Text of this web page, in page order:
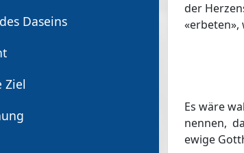
Daseins
Ziel
der
Es wäre
nennen,
ewige